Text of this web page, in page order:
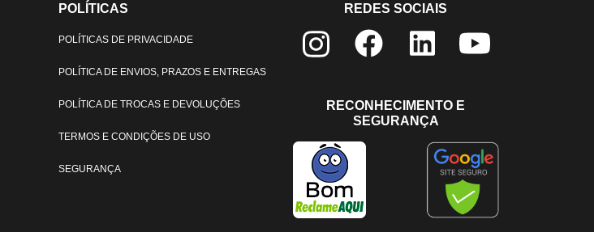
POLÍTICAS
POLÍTICAS DE PRIVACIDADE
POLÍTICA DE ENVIOS, PRAZOS E ENTREGAS
POLÍTICA DE TROCAS E DEVOLUÇÕES
TERMOS E CONDIÇÕES DE USO
SEGURANÇA
REDES SOCIAIS
RECONHECIMENTO E
SEGURANÇA